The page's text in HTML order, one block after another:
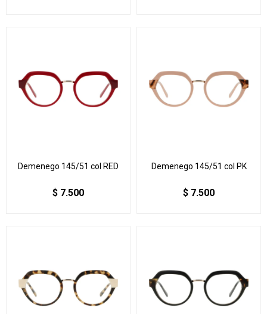
Demenego 145/51 col RED
$ 7.500
Demenego 145/51 col PK
$ 7.500